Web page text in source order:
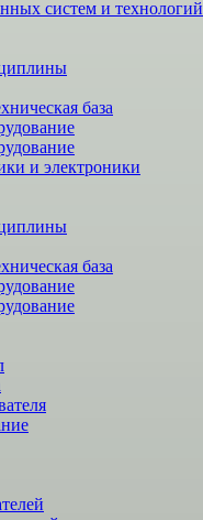
систем и технологий
база
и электроники
база